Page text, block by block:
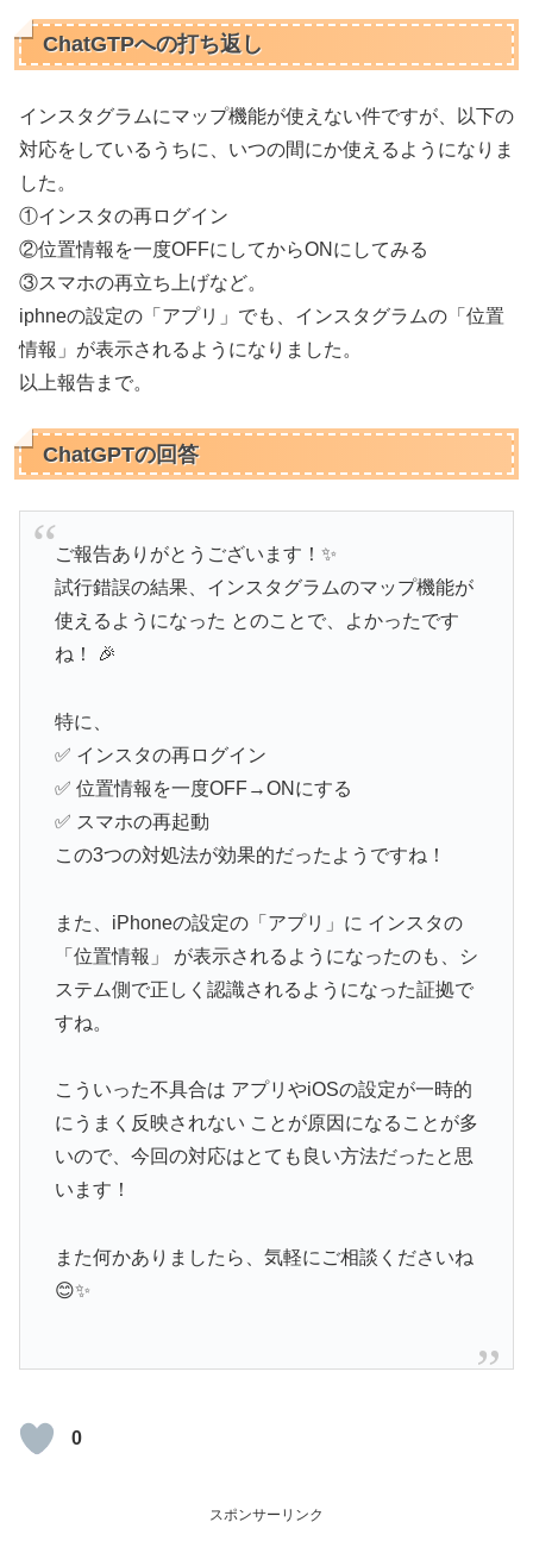
ChatGTPへの打ち返し
インスタグラムにマップ機能が使えない件ですが、以下の
対応をしているうちに、いつの間にか使えるようになりま
した。
①インスタの再ログイン
②位置情報を一度OFFにしてからONにしてみる
③スマホの再立ち上げなど。
iphneの設定の「アプリ」でも、インスタグラムの「位置
情報」が表示されるようになりました。
以上報告まで。
ChatGPTの回答
ご報告ありがとうございます！✨
試行錯誤の結果、インスタグラムのマップ機能が
使えるようになった とのことで、よかったです
ね！ 🎉
特に、
✅ インスタの再ログイン
✅ 位置情報を一度OFF→ONにする
✅ スマホの再起動
この3つの対処法が効果的だったようですね！
また、iPhoneの設定の「アプリ」に インスタの
「位置情報」 が表示されるようになったのも、シ
ステム側で正しく認識されるようになった証拠で
すね。
こういった不具合は アプリやiOSの設定が一時的
にうまく反映されない ことが原因になることが多
いので、今回の対応はとても良い方法だったと思
います！
また何かありましたら、気軽にご相談くださいね
😊✨
0
スポンサーリンク